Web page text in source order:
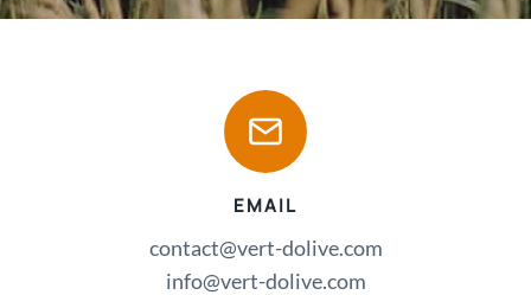
EMAIL
contact@vert-dolive.com
info@vert-dolive.com